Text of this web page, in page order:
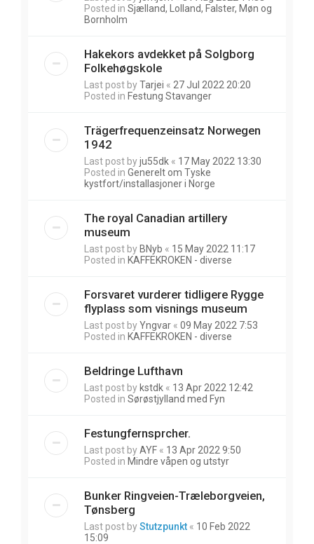
Posted in Sjælland, Lolland, Falster, Møn og
Bornholm
Hakekors avdekket på Solgborg
Folkehøgskole
Last post byTarjei « 27 Jul 2022 20:20
Posted in Festung Stavanger
Trägerfrequenzeinsatz Norwegen
1942
Last post byju55dk « 17 May 2022 13:30
Posted in Generelt om Tyske
kystfort/installasjoner i Norge
The royal Canadian artillery
museum
Last post by BNyb « 15 May 2022 11:17
Posted in KAFFEKROKEN - diverse
Forsvaret vurderer tidligere Rygge
flyplass som visnings museum
Last post byYngvar « 09 May 2022 7:53
Posted in KAFFEKROKEN - diverse
Beldringe Lufthavn
Last post by kstdk « 13 Apr 2022 12:42
Posted in Sørøstjylland med Fyn
Festungfernsprcher.
Last post byAYF « 13 Apr 2022 9:50
Posted in Mindre våpen og utstyr
Bunker Ringveien-Træleborgveien,
Tønsberg
Last post byStutzpunkt « 10 Feb 2022
15:09